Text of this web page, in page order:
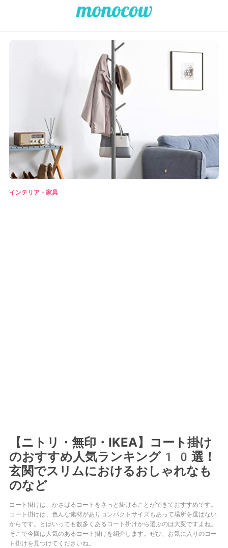
インテリア・家具
【ニトリ・無印・IKEA】コート掛け
のおすすめ人気ランキング10選！
玄関でスリムにおけるおしゃれなも
のなど
コート掛けは、かさばるコートをさっと掛けることができておすすめです。
コート掛けは、色んな素材がありコンパクトサイズもあって場所を選ばない
からです。とはいっても数多くあるコート掛けから選ぶのは大変ですよね。
そこで今回は人気のあるコート掛けを紹介します。ぜひ、お気に入りのコー
ト掛けを見つけてくださいね。